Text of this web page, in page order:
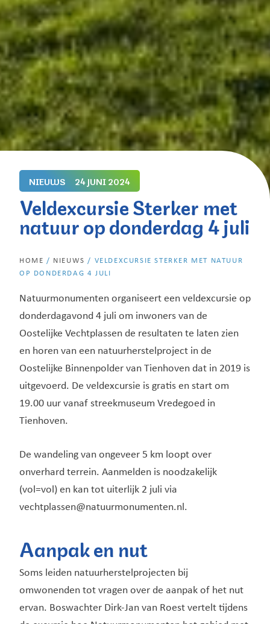
NIEUWS 24 JUNI 2024
Veldexcursie Sterker met
natuur op donderdag 4 juli
HOME / NIEUWS / VELDEXCURSIE STERKER MET NATUUR
OP DONDERDAG 4 JULI
Natuurmonumenten organiseert een veldexcursie op
donderdagavond 4 juli om inwoners van de
Oostelijke Vechtplassen de resultaten te laten zien
en horen van een natuurherstelproject in de
Oostelijke Binnenpolder van Tienhoven dat in 2019 is
uitgevoerd. De veldexcursie is gratis en start om
19.00 uur vanaf streekmuseum Vredegoed in
Tienhoven.
De wandeling van ongeveer 5 km loopt over
onverhard terrein. Aanmelden is noodzakelijk
(vol=vol) en kan tot uiterlijk 2 juli via
vechtplassen@natuurmonumenten.nl .
Aanpak en nut
Soms leiden natuurherstelprojecten bij
omwonenden tot vragen over de aanpak of het nut
ervan. Boswachter Dirk-Jan van Roest vertelt tijdens